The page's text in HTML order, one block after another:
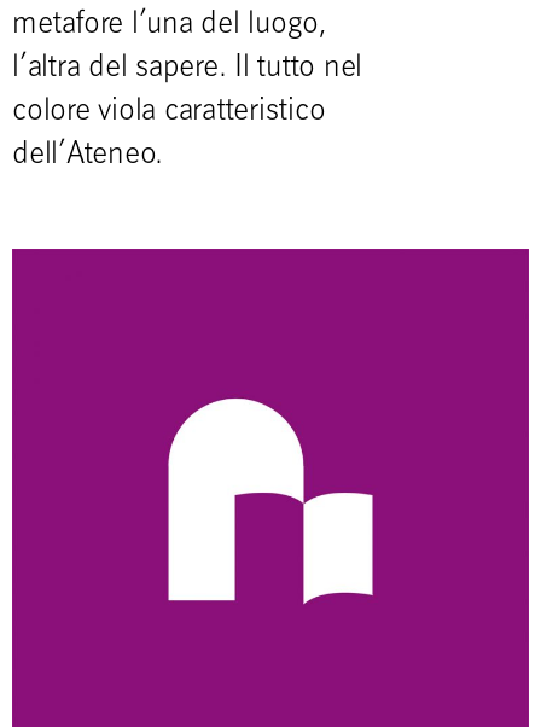
metafore l’una del luogo,
l’altra del sapere. Il tutto nel
colore viola caratteristico
dell’Ateneo.